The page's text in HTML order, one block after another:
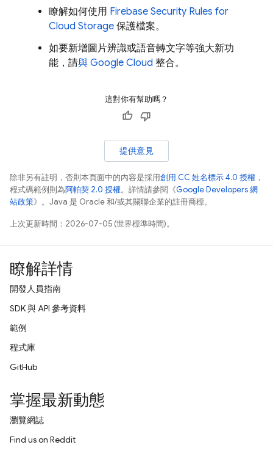
瞭解如何使用 Firebase Security Rules for
Cloud Storage 保護檔案。
如要新增圖片辨識或語音轉文字等強大新功
能，請與 Google Cloud 整合。
這對你有幫助嗎？
提供意見
除非另有註明，否則本頁面中的內容是採用創用 CC 姓名標示 4.0 授權 ，
程式碼範例則為阿帕契 2.0 授權。詳情請參閱《Google Developers 網
站政策》。Java 是 Oracle 和/或其關聯企業的註冊商標。
上次更新時間：2026-07-05 (世界標準時間)。
瞭解詳情
開發人員指南
SDK 與 API 參考資料
範例
程式庫
GitHub
掌握最新動態
瀏覽網誌
Find us on Reddit